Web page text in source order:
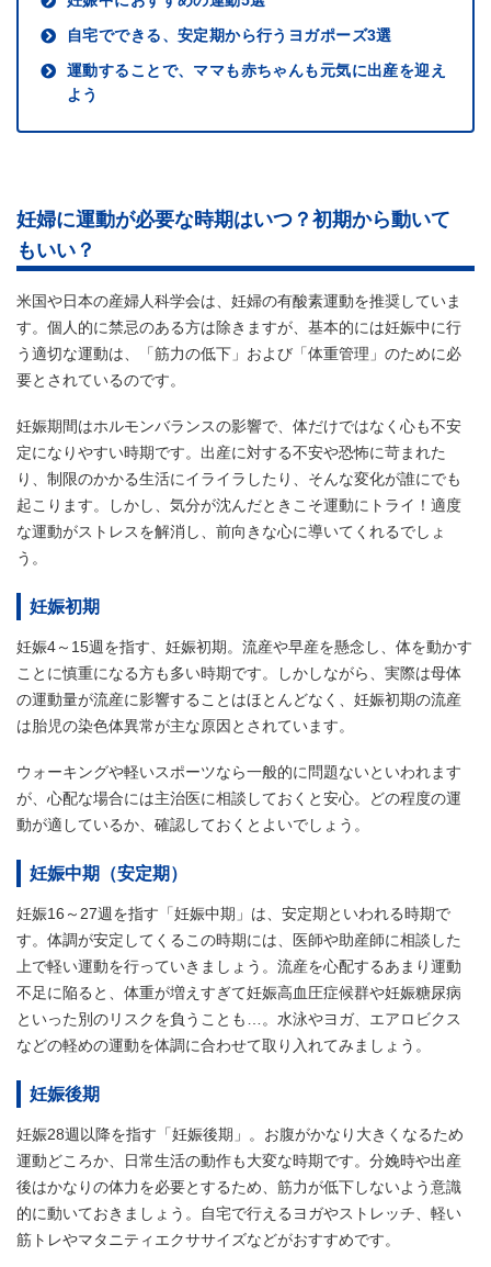
自宅でできる、安定期から行うヨガポーズ3選
運動することで、ママも赤ちゃんも元気に出産を迎え
よう
妊婦に運動が必要な時期はいつ？初期から動いて
もいい？
米国や日本の産婦人科学会は、妊婦の有酸素運動を推奨していま
す。個人的に禁忌のある方は除きますが、基本的には妊娠中に行
う適切な運動は、「筋力の低下」および「体重管理」のために必
要とされているのです。
妊娠期間はホルモンバランスの影響で、体だけではなく心も不安
定になりやすい時期です。出産に対する不安や恐怖に苛まれた
り、制限のかかる生活にイライラしたり、そんな変化が誰にでも
起こります。しかし、気分が沈んだときこそ運動にトライ！適度
な運動がストレスを解消し、前向きな心に導いてくれるでしょ
う。
妊娠初期
妊娠4～15週を指す、妊娠初期。流産や早産を懸念し、体を動かす
ことに慎重になる方も多い時期です。しかしながら、実際は母体
の運動量が流産に影響することはほとんどなく、妊娠初期の流産
は胎児の染色体異常が主な原因とされています。
ウォーキングや軽いスポーツなら一般的に問題ないといわれます
が、心配な場合には主治医に相談しておくと安心。どの程度の運
動が適しているか、確認しておくとよいでしょう。
妊娠中期（安定期）
妊娠16～27週を指す「妊娠中期」は、安定期といわれる時期で
す。体調が安定してくるこの時期には、医師や助産師に相談した
上で軽い運動を行っていきましょう。流産を心配するあまり運動
不足に陥ると、体重が増えすぎて妊娠高血圧症候群や妊娠糖尿病
といった別のリスクを負うことも…。水泳やヨガ、エアロビクス
などの軽めの運動を体調に合わせて取り入れてみましょう。
妊娠後期
妊娠28週以降を指す「妊娠後期」。お腹がかなり大きくなるため
運動どころか、日常生活の動作も大変な時期です。分娩時や出産
後はかなりの体力を必要とするため、筋力が低下しないよう意識
的に動いておきましょう。自宅で行えるヨガやストレッチ、軽い
筋トレやマタニティエクササイズなどがおすすめです。